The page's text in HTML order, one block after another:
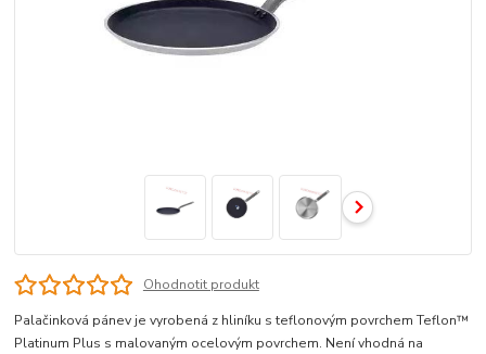
Ohodnotit produkt
Palačinková pánev je vyrobená z hliníku s teflonovým povrchem Teflon™
Platinum Plus s malovaným ocelovým povrchem. Není vhodná na